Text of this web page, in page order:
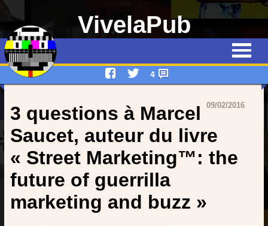
VivelaPub
Quiz
Emissions
Qui suis-je ?
Interviews
Devenez rédacteur !
Contact
4
09/02/2016
3 questions à Marcel
Saucet, auteur du livre
« Street Marketing™: the
future of guerrilla
marketing and buzz »